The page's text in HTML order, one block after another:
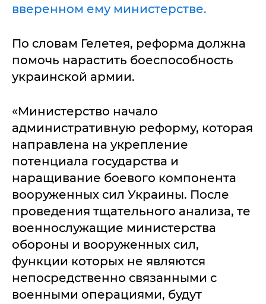
вверенном ему министерстве.
По словам Гелетея, реформа должна
помочь нарастить боеспособность
украинской армии.
«Министерство начало
административную реформу, которая
направлена на укрепление
потенциала государства и
наращивание боевого компонента
вооруженных сил Украины. После
проведения тщательного анализа, те
военнослужащие министерства
обороны и вооруженных сил,
функции которых не являются
непосредственно связанными с
военными операциями, будут